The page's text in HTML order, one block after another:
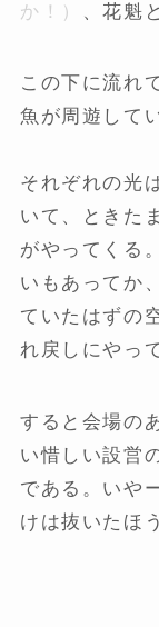
か！）
、花魁
この下に流れ
魚が周遊して
それぞれの光
いて、ときた
がやってくる
いもあってか
ていたはずの
れ戻しにやっ
すると会場の
い惜しい設営
である。いや
けは抜いたほ